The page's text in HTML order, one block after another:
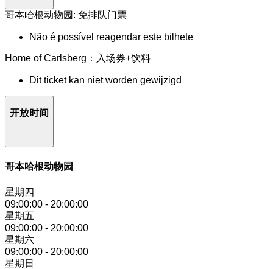
哥本哈根动物园: 免排队门票
Não é possível reagendar este bilhete
Home of Carlsberg：入场券+饮料
Dit ticket kan niet worden gewijzigd
开放时间
哥本哈根动物园
星期四
09:00:00 - 20:00:00
星期五
09:00:00 - 20:00:00
星期六
09:00:00 - 20:00:00
星期日